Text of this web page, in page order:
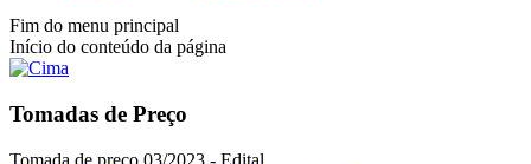
Fim do menu principal
Início do conteúdo da página
Tomadas de Preço
Tomada de preço 03/2023 - Edital